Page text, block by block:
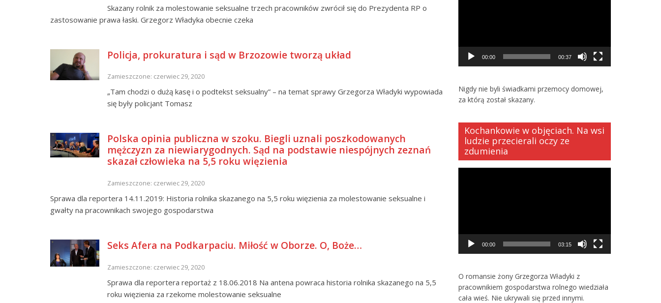
Skazany rolnik za molestowanie seksualne trzech pracowników zwrócił się do Prezydenta RP o
zastosowanie prawa łaski. Grzegorz Władyka obecnie czeka
Policja, prokuratura i sąd w Brzozowie tworzą układ
Zamieszczone: czerwiec 29, 2020
„Tam chodzi o dużą kasę i o podtekst seksualny” – na temat sprawy Grzegorza Władyki wypowiada
się były policjant Tomasz
Polska opinia publiczna w szoku. Biegli uznali poszkodowanych
mężczyzn za niewiarygodnych. Sąd na podstawie niespójnych zeznań
skazał człowieka na 5,5 roku więzienia
Zamieszczone: czerwiec 29, 2020
Sprawa dla reportera 14.11.2019: Historia rolnika skazanego na 5,5 roku więzienia za molestowanie seksualne i
gwałty na pracownikach swojego gospodarstwa
Seks Afera na Podkarpaciu. Miłość w Oborze. O, Boże…
Zamieszczone: czerwiec 29, 2020
Sprawa dla reportera reportaż z 18.06.2018 Na antena powraca historia rolnika skazanego na 5,5
roku więzienia za rzekome molestowanie seksualne
00:00 00:37
Nigdy nie byli świadkami przemocy domowej,
za którą został skazany.
Kochankowie w objęciach. Na wsi
ludzie przecierali oczy ze
zdumienia
00:00 03:15
O romansie żony Grzegorza Władyki z
pracownikiem gospodarstwa rolnego wiedziała
cała wieś. Nie ukrywali się przed innymi.